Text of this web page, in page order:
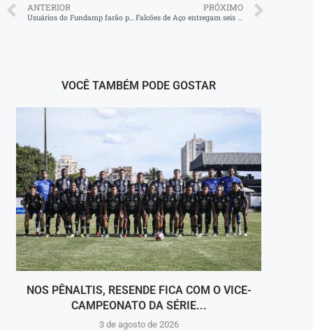
ANTERIOR
Usuários do Fundamp farão protesto após corte na Saúde
PRÓXIMO
Falcões de Aço entregam seis toneladas de alimentos a instituições sociais de Volta Redonda
VOCÊ TAMBÉM PODE GOSTAR
NOS PÊNALTIS, RESENDE FICA COM O VICE-
CAMPEONATO DA SÉRIE...
3 de agosto de 2026